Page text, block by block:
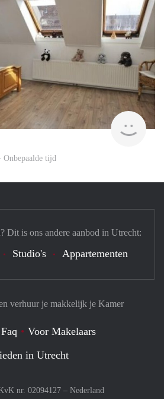
Onbepaalde tijd
verhuur je makkelijk je Kamer
Faq
Voor Makelaars
in Utrecht
nr. 02094127 – Nederland
Dit is ons andere aanbod in Utrecht:
Studio's Appartementen